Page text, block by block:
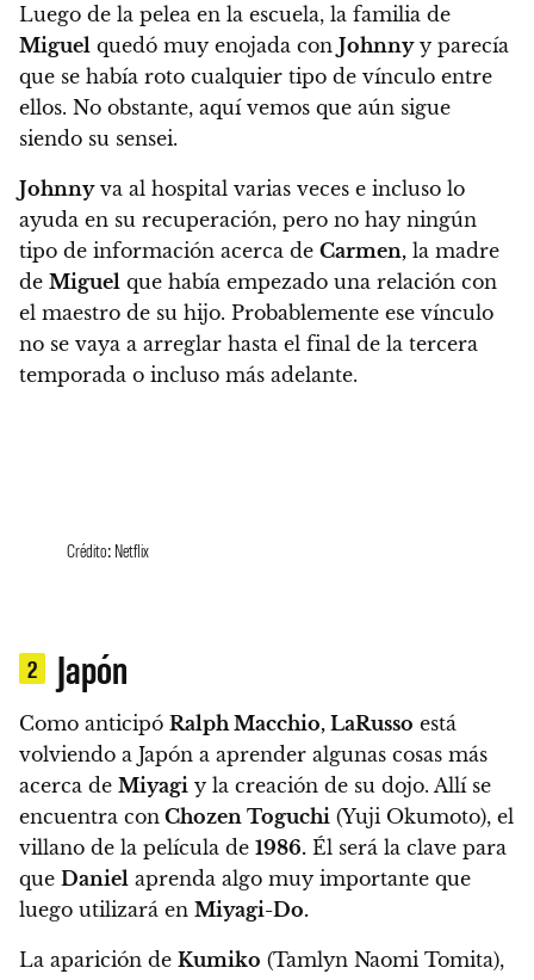
Luego de la pelea en la escuela, la familia de
Miguel quedó muy enojada con Johnnyy parecía
que se había roto cualquier tipo de vínculo entre
ellos. No obstante, aquí vemos que aún sigue
siendo su sensei.
Johnnyva al hospital varias veces e incluso lo
ayuda en su recuperación, pero no hay ningún
tipo de información acerca de Carmen, la madre
de Miguel que había empezado una relación con
el maestro de su hijo. Probablemente ese vínculo
no se vaya a arreglar hasta el final de la tercera
temporada o incluso más adelante.
Crédito: Netflix
2 Japón
Como anticipó Ralph Macchio, LaRusso está
volviendo a Japón a aprender algunas cosas más
acerca de Miyagi y la creación de su dojo. Allí se
encuentra con Chozen Toguchi (Yuji Okumoto), el
villano de la película de 1986. Él será la clave para
que Daniel aprenda algo muy importante que
luego utilizará en Miyagi-Do.
La aparición de Kumiko (Tamlyn Naomi Tomita),